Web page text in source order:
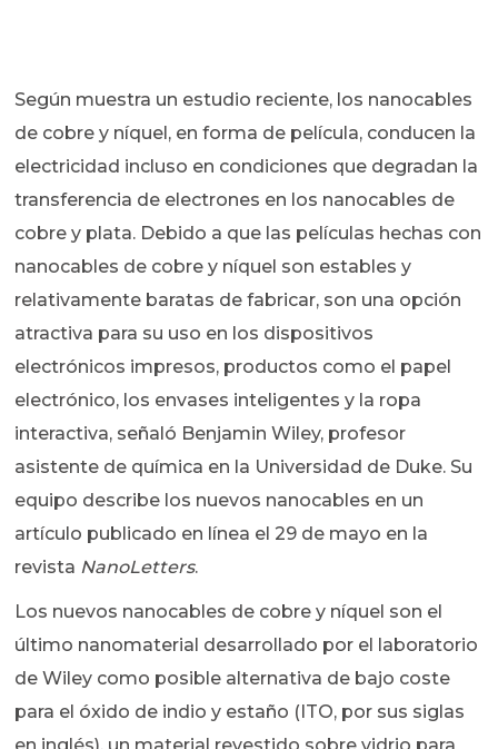
Según muestra un estudio reciente, los nanocables
de cobre y níquel, en forma de película, conducen la
electricidad incluso en condiciones que degradan la
transferencia de electrones en los nanocables de
cobre y plata. Debido a que las películas hechas con
nanocables de cobre y níquel son estables y
relativamente baratas de fabricar, son una opción
atractiva para su uso en los dispositivos
electrónicos impresos, productos como el papel
electrónico, los envases inteligentes y la ropa
interactiva, señaló Benjamin Wiley, profesor
asistente de química en la Universidad de Duke. Su
equipo describe los nuevos nanocables en un
artículo publicado en línea el 29 de mayo en la
revista NanoLetters.
Los nuevos nanocables de cobre y níquel son el
último nanomaterial desarrollado por el laboratorio
de Wiley como posible alternativa de bajo coste
para el óxido de indio y estaño (ITO, por sus siglas